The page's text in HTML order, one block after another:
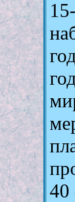
40